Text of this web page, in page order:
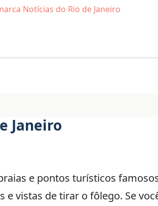
Janeiro
e pontos turísticos
vistas de tirar o fôlego. Se